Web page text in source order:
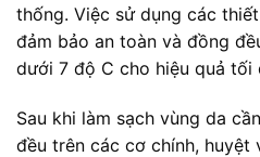
thống. Việc sử dụng các
đảm bảo an toàn và đồng
dưới 7 độ C cho hiệu quả tối
Sau khi làm sạch vùng da
đều trên các cơ chính, huyệt